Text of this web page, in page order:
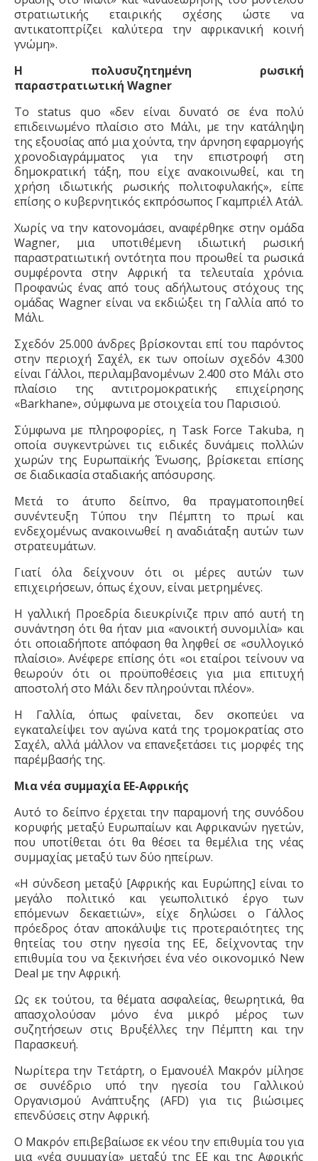
στρατιωτικής εταιρικής σχέσης ώστε να
αντικατοπτρίζει καλύτερα την αφρικανική κοινή
γνώμη».
Η πολυσυζητημένη ρωσική
παραστρατιωτική Wagner
Το status quo «δεν είναι δυνατό σε ένα πολύ
επιδεινωμένο πλαίσιο στο Μάλι, με την κατάληψη
της εξουσίας από μια χούντα, την άρνηση εφαρμογής
χρονοδιαγράμματος για την επιστροφή στη
δημοκρατική τάξη, που είχε ανακοινωθεί, και τη
χρήση ιδιωτικής ρωσικής πολιτοφυλακής», είπε
επίσης ο κυβερνητικός εκπρόσωπος Γκαμπριέλ Ατάλ.
Χωρίς να την κατονομάσει, αναφέρθηκε στην ομάδα
Wagner, μια υποτιθέμενη ιδιωτική ρωσική
παραστρατιωτική οντότητα που προωθεί τα ρωσικά
συμφέροντα στην Αφρική τα τελευταία χρόνια.
Προφανώς ένας από τους αδήλωτους στόχους της
ομάδας Wagner είναι να εκδιώξει τη Γαλλία από το
Μάλι.
Σχεδόν 25.000 άνδρες βρίσκονται επί του παρόντος
στην περιοχή Σαχέλ, εκ των οποίων σχεδόν 4.300
είναι Γάλλοι, περιλαμβανομένων 2.400 στο Μάλι στο
πλαίσιο της αντιτρομοκρατικής επιχείρησης
«Barkhane», σύμφωνα με στοιχείατου Παρισιού.
Σύμφωνα με πληροφορίες, η Task Force Takuba, η
οποία συγκεντρώνει τις ειδικές δυνάμεις πολλών
χωρών της Ευρωπαϊκής Ένωσης, βρίσκεται επίσης
σε διαδικασία σταδιακής απόσυρσης.
Μετά το άτυπο δείπνο, θα πραγματοποιηθεί
συνέντευξη Τύπου την Πέμπτη το πρωί και
ενδεχομένως ανακοινωθεί η αναδιάταξη αυτών των
στρατευμάτων.
Γιατί όλα δείχνουν ότι οι μέρες αυτών των
επιχειρήσεων, όπως έχουν, είναι μετρημένες.
Η γαλλική Προεδρία διευκρίνιζε πριν από αυτή τη
συνάντηση ότι θα ήταν μια «ανοικτή συνομιλία» και
ότι οποιαδήποτε απόφαση θα ληφθεί σε «συλλογικό
πλαίσιο». Ανέφερε επίσης ότι «οι εταίροι τείνουν να
θεωρούν ότι οι προϋποθέσεις για μια επιτυχή
αποστολή στο Μάλι δεν πληρούνται πλέον».
Η Γαλλία, όπως φαίνεται, δεν σκοπεύει να
εγκαταλείψει τον αγώνα κατά της τρομοκρατίας στο
Σαχέλ, αλλά μάλλον να επανεξετάσει τις μορφές της
παρέμβασής της.
Μια νέα συμμαχία ΕΕ-Αφρικής
Αυτό το δείπνο έρχεται την παραμονή της συνόδου
κορυφής μεταξύ Ευρωπαίων και Αφρικανών ηγετών,
που υποτίθεται ότι θα θέσει τα θεμέλια της νέας
συμμαχίας μεταξύ των δύο ηπείρων.
«Η σύνδεση μεταξύ [Αφρικής και Ευρώπης] είναι το
μεγάλο πολιτικό και γεωπολιτικό έργο των
επόμενων δεκαετιών», είχε δηλώσει ο Γάλλος
πρόεδρος όταν αποκάλυψε τις προτεραιότητες της
θητείας του στην ηγεσία της ΕΕ, δείχνοντας την
επιθυμία του να ξεκινήσειένα νέο οικονομικό New
Deal με την Αφρική.
Ως εκ τούτου, τα θέματα ασφαλείας, θεωρητικά, θα
απασχολούσαν μόνο ένα μικρό μέρος των
συζητήσεων στις Βρυξέλλες την Πέμπτη και την
Παρασκευή.
Νωρίτερα την Τετάρτη, ο Εμανουέλ Μακρόν μίλησε
σε συνέδριο υπό την ηγεσία του Γαλλικού
Οργανισμού Ανάπτυξης (AFD) για τις βιώσιμες
επενδύσεις στην Αφρική.
Ο Μακρόν επιβεβαίωσε εκ νέου την επιθυμία του για
μια «νέα συμμαχία» μεταξύ της ΕΕ και της Αφρικής